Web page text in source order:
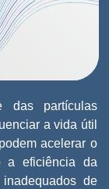
das partículas
a vida útil
acelerar o
a eficiência da
de